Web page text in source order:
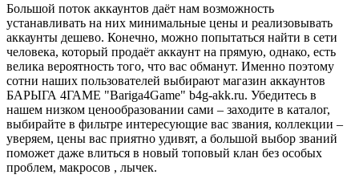
Большой поток аккаунтов даёт нам возможность
устанавливать на них минимальные цены и реализовывать
аккаунты дешево. Конечно, можно попытаться найти в сети
человека, который продаёт аккаунт на прямую, однако, есть
велика вероятность того, что вас обманут. Именно поэтому
сотни наших пользователей выбирают магазин аккаунтов
БАРЫГА 4ГАМЕ "Bariga4Game" b4g-akk.ru. Убедитесь в
нашем низком ценообразовании сами – заходите в каталог,
выбирайте в фильтре интересующие вас звания, коллекции –
уверяем, цены вас приятно удивят, а большой выбор званий
поможет даже влиться в новый топовый клан без особых
проблем, макросов , лычек.